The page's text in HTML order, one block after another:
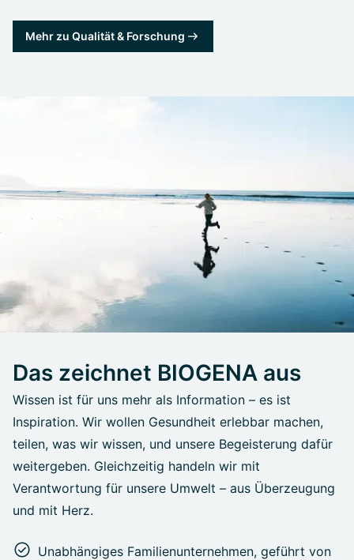
Mehr zu Qualität & Forschung
Das zeichnet BIOGENA aus
Wissen ist für uns mehr als Information – es ist
Inspiration. Wir wollen Gesundheit erlebbar machen,
teilen, was wir wissen, und unsere Begeisterung dafür
weitergeben. Gleichzeitig handeln wir mit
Verantwortung für unsere Umwelt – aus Überzeugung
und mit Herz.
Unabhängiges Familienunternehmen, geführt von